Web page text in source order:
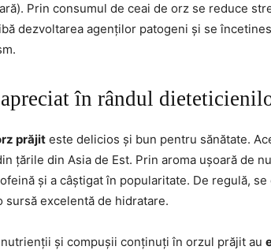
Prin consumul de ceai de orz se reduce
dezvoltarea agenților patogeni și se
în rândul
prăjit este delicios și bun pentru sănătate.
țările din Asia de Est. Prin aroma ușoară de
și a câștigat în popularitate. De regulă,
sursă excelentă de hidratare.
și compușii conținuți în orzul prăjit au